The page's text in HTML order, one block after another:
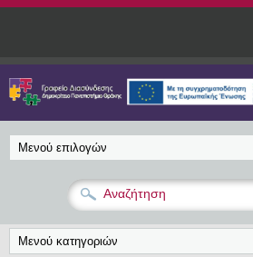
Παράκαμψη προς το κυρίως περιεχόμενο